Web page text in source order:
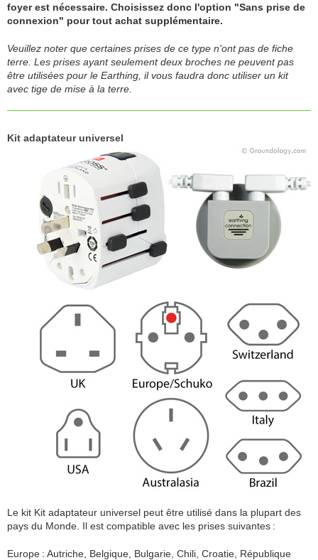
foyer est nécessaire. Choisissez donc l'option "Sans prise de
connexion" pour tout achat supplémentaire.
Veuillez noter que certaines prises de ce type n'ont pas de fiche
terre. Les prises ayant seulement deux broches ne peuvent pas
être utilisées pour le Earthing, il vous faudra donc utiliser un kit
avec tige de mise à la terre.
Kit adaptateur universel
Le kit Kit adaptateur universel peut être utilisé dans la plupart des
pays du Monde. Il est compatible avec les prises suivantes :
Europe : Autriche, Belgique, Bulgarie, Chili, Croatie, République